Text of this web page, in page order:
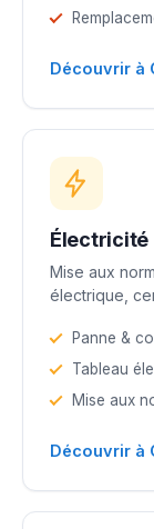
Découvrir à
Électricité
Mise aux
électrique,
Panne &
Tableau
Mise aux
Découvrir à